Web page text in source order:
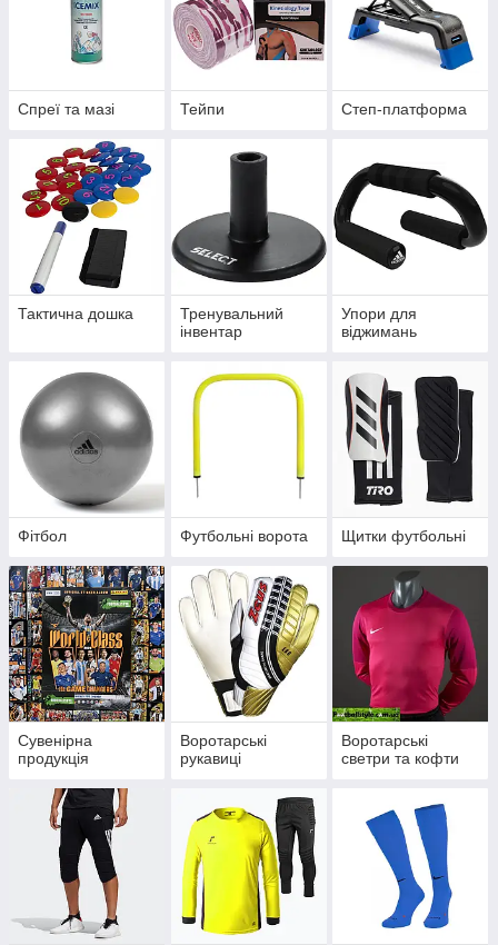
Спреї та мазі Тейпи Степ-платформа
Тактична дошка
Тренувальний
інвентар
Упори для
віджимань
Фітбол Футбольні ворота Щитки футбольні
Сувенірна
продукція
Воротарські
рукавиці
Воротарські
светри та кофти